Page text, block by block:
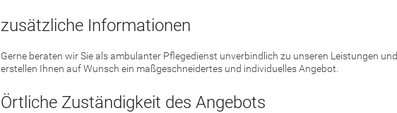
zusätzliche Informationen
Gerne beraten wir Sie als ambulanter Pflegedienst unverbindlich zu unseren Leistungen und
erstellen Ihnen auf Wunsch ein maßgeschneidertes und individuelles Angebot.
Örtliche Zuständigkeit des Angebots